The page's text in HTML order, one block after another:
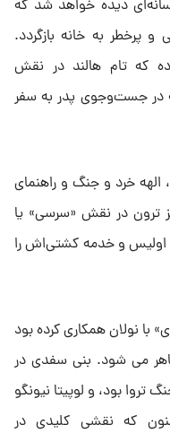
دیده خواهد شد که
پرخطر به خانه بازگردد.
که تام هالند در نقش
در جست‌وجوی پدر به سفر
الهه خرد و جنگ و راهنمای
ترون در نقش «سرسی» یا
اولیس و خدمه‌ کشتی‌اش را
با نولان همکاری کرده بود
می شود. بنی سفدی در
تروا بود، و لوپیتا نیونگو
که نقشی کلیدی در